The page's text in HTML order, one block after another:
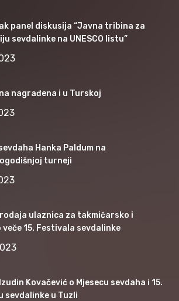
panel diskusija “Javna tribina za
sevdalinke na UNESCO listu”
nagrađena i u Turskoj
Hanka Paldum na
turneji
ulaznica za takmičarsko i
15. Festivala sevdalinke
Kovačević o Mjesecu sevdaha i 15.
sevdalinke u Tuzli